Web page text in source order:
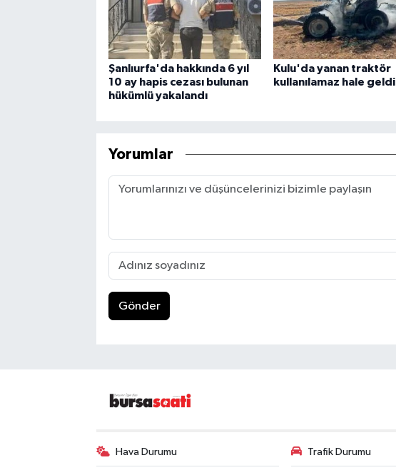
Şanlıurfa'da hakkında 6 yıl
10 ay hapis cezası bulunan
hükümlü yakalandı
Kulu'da yanan traktör
kullanılamaz hale geldi
Yorumlar
Gönder
Hava Durumu Trafik Durumu